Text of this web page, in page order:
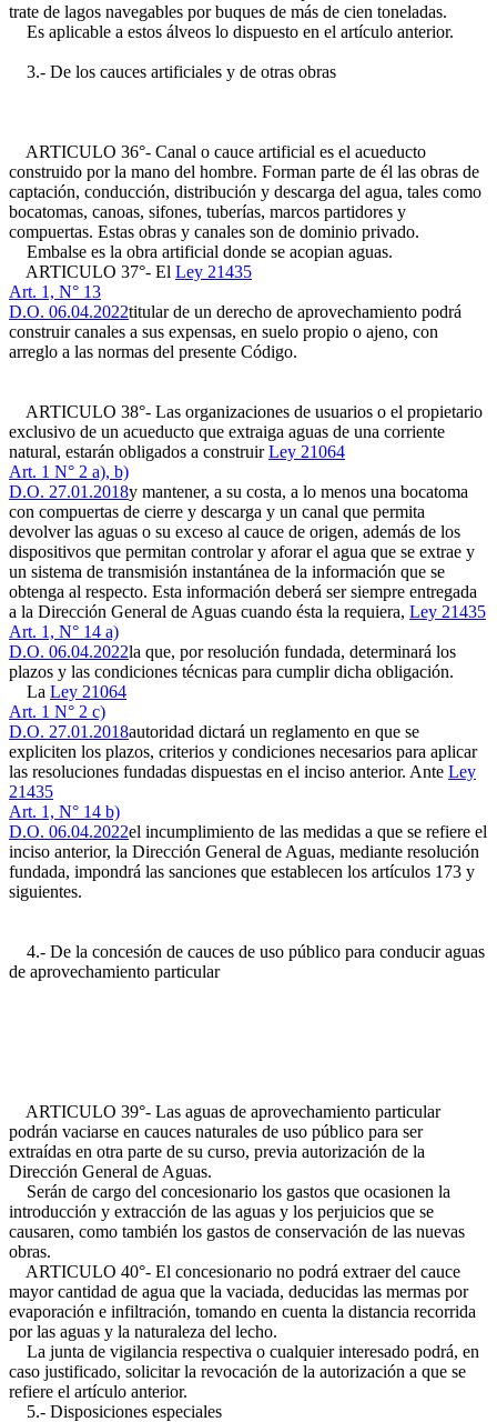
trate de lagos navegables por buques de más de cien toneladas.
Es aplicable a estos álveos lo dispuesto en el artículo anterior.
3.- De los cauces artificiales y de otras obras
ARTICULO 36°- Canal o cauce artificial es el acueducto
construido por la mano del hombre. Forman parte de él las obras de
captación, conducción, distribución y descarga del agua, tales como
bocatomas, canoas, sifones, tuberías, marcos partidores y
compuertas. Estas obras y canales son de dominio privado.
Embalse es la obra artificial donde se acopian aguas.
ARTICULO 37°- El Ley 21435
Art. 1, N° 13
D.O. 06.04.2022titular de un derecho de aprovechamiento podrá
construir canales a sus expensas, en suelo propio o ajeno, con
arreglo a las normas del presente Código.
ARTICULO 38°- Las organizaciones de usuarios o el propietario
exclusivo de un acueducto que extraiga aguas de una corriente
natural, estarán obligados a construirLey 21064
Art. 1 N° 2 a), b)
D.O. 27.01.2018y mantener, a su costa, a lo menos una bocatoma
con compuertas de cierre y descarga y un canal que permita
devolver las aguas o su exceso al cauce de origen, además de los
dispositivos que permitan controlar y aforar el agua que se extrae y
un sistema de transmisión instantánea de la información que se
obtenga al respecto. Esta información deberá ser siempre entregada
a la Dirección General de Aguas cuando ésta la requiera, Ley 21435
Art. 1, N° 14 a)
D.O. 06.04.2022la que, por resolución fundada, determinará los
plazos y las condiciones técnicas para cumplir dicha obligación.
La Ley 21064
Art. 1 N° 2 c)
D.O. 27.01.2018autoridad dictará un reglamento en que se
expliciten los plazos, criterios y condiciones necesarios para aplicar
las resoluciones fundadas dispuestas en el inciso anterior. Ante Ley
21435
Art. 1, N° 14 b)
D.O. 06.04.2022el incumplimiento de las medidas a que se refiere el
inciso anterior, la Dirección General de Aguas, mediante resolución
fundada, impondrá las sanciones que establecen los artículos 173 y
siguientes.
4.- De la concesión de cauces de uso público para conducir aguas
de aprovechamiento particular
ARTICULO 39°- Las aguas de aprovechamiento particular
podrán vaciarse en cauces naturales de uso público para ser
extraídas en otra parte de su curso, previa autorización de la
Dirección General de Aguas.
Serán de cargo del concesionario los gastos que ocasionen la
introducción y extracción de las aguas y los perjuicios que se
causaren, como también los gastos de conservación de las nuevas
obras.
ARTICULO 40°- El concesionario no podrá extraer del cauce
mayor cantidad de agua que la vaciada, deducidas las mermas por
evaporación e infiltración, tomando en cuenta la distancia recorrida
por las aguas y la naturaleza del lecho.
La junta de vigilancia respectiva o cualquier interesado podrá, en
caso justificado, solicitar la revocación de la autorización a que se
refiere el artículo anterior.
5.- Disposiciones especiales